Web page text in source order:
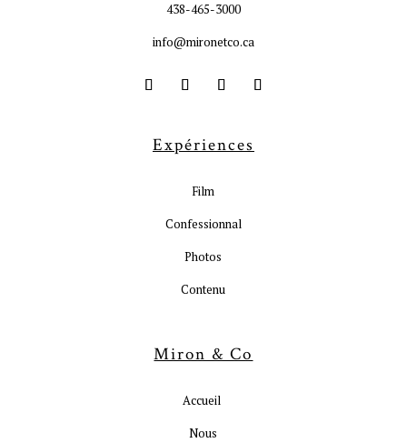
438-465-3000
info@mironetco.ca
Expériences
Film
Confessionnal
Photos
Contenu
Miron & Co
Accueil
Nous